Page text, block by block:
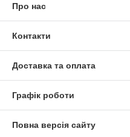
Про нас
Контакти
Доставка та оплата
Графік роботи
Повна версія сайту